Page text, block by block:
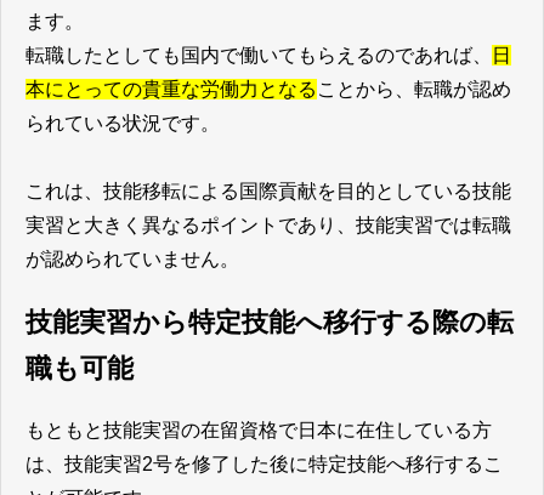
ます。
転職したとしても国内で働いてもらえるのであれば、
日
本にとっての貴重な労働力となる ことから、転職が認め
られている状況です。
これは、技能移転による国際貢献を目的としている技能
実習と大きく異なるポイントであり、技能実習では転職
が認められていません。
技能実習から特定技能へ移行する際の転
職も可能
もともと技能実習の在留資格で日本に在住している方
は、技能実習2号を修了した後に特定技能へ移行するこ